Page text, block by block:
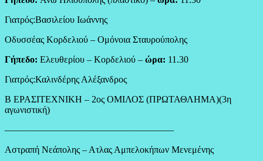
Γιατρός:Βασιλείου Ιωάννης
Οδυσσέας Κορδελιού – Ομόνοια Σταυρούπολης
Γήπεδο: Ελευθερίου – Κορδελιού – ώρα: 11.30
Γιατρός:Καλινδέρης Αλέξανδρος
Β ΕΡΑΣΙΤΕΧΝΙΚΗ – 2ος ΟΜΙΛΟΣ (ΠΡΩΤΑΘΛΗΜΑ)(3η
αγωνιστική)
——————————————————
Αστραπή Νεάπολης – Ατλας Αμπελοκήπων Μενεμένης